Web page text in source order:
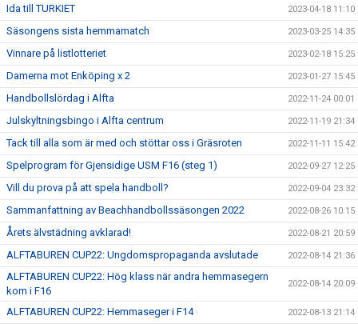
Ida till TURKIET 2023-04-18 11:10
Säsongens sista hemmamatch 2023-03-25 14:35
Vinnare på listlotteriet 2023-02-18 15:25
Damerna mot Enköping x 2 2023-01-27 15:45
Handbollslördag i Alfta 2022-11-24 00:01
Julskyltningsbingo i Alfta centrum 2022-11-19 21:34
Tack till alla som är med och stöttar oss i Gräsroten 2022-11-11 15:42
Spelprogram för Gjensidige USM F16 (steg 1) 2022-09-27 12:25
Vill du prova på att spela handboll? 2022-09-04 23:32
Sammanfattning av Beachhandbollssäsongen 2022 2022-08-26 10:15
Årets älvstädning avklarad! 2022-08-21 20:59
ALFTABUREN CUP22: Ungdomspropaganda avslutade 2022-08-14 21:36
ALFTABUREN CUP22: Hög klass när andra hemmasegern
kom i F16
2022-08-14 20:09
ALFTABUREN CUP22: Hemmaseger i F14 2022-08-13 21:14